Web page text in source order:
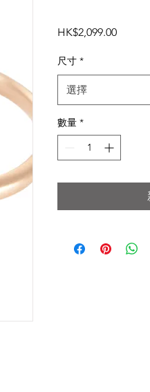
HK$2,099.00價
尺寸 *
選擇
數量 *